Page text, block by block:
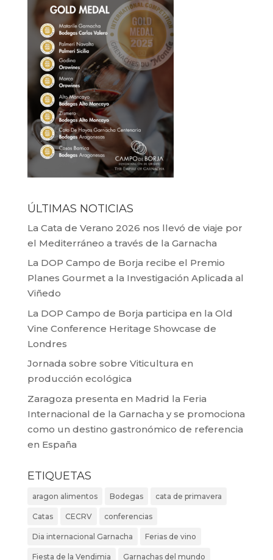
ÚLTIMAS NOTICIAS
La Cata de Verano 2026 nos llevó de viaje por
el Mediterráneo a través de la Garnacha
La DOP Campo de Borja recibe el Premio
Planes Gourmet a la Investigación Aplicada al
Viñedo
La DOP Campo de Borja participa en la Old
Vine Conference Heritage Showcase de
Londres
Jornada sobre sobre Viticultura en
producción ecológica
Zaragoza presenta en Madrid la Feria
Internacional de la Garnacha y se promociona
como un destino gastronómico de referencia
en España
ETIQUETAS
aragon alimentos Bodegas cata de primavera
Catas CECRV conferencias
Dia internacional Garnacha Ferias de vino
Fiesta de la Vendimia Garnachas del mundo